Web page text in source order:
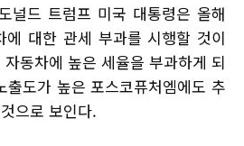
널드 트럼프 미국 대통령은 올해
에 대한 관세 부과를 시행할 것이
동차에 높은 세율을 부과하게 되
도가 높은 포스코퓨처엠에도 추
으로 보인다.